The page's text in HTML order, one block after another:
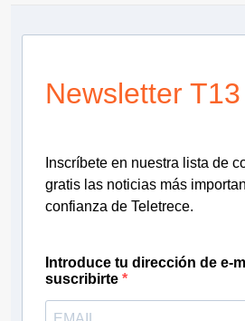
Newsletter T13
Inscríbete en nuestra lista de
gratis las noticias más
confianza de Teletrece.
Introduce tu dirección de e-
suscribirte